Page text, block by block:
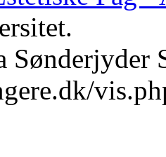
Sønderjyder